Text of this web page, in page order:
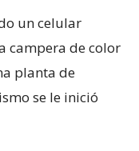
un celular
campera de color
planta de
se le inició